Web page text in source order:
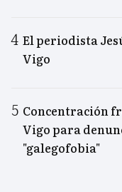
El periodista
Vigo
Concentración
Vigo para
"galegofobia"